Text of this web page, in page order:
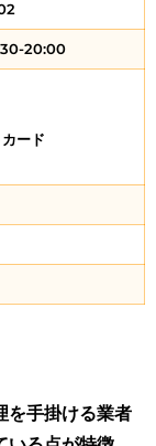
20:00
カード
を手掛ける業者